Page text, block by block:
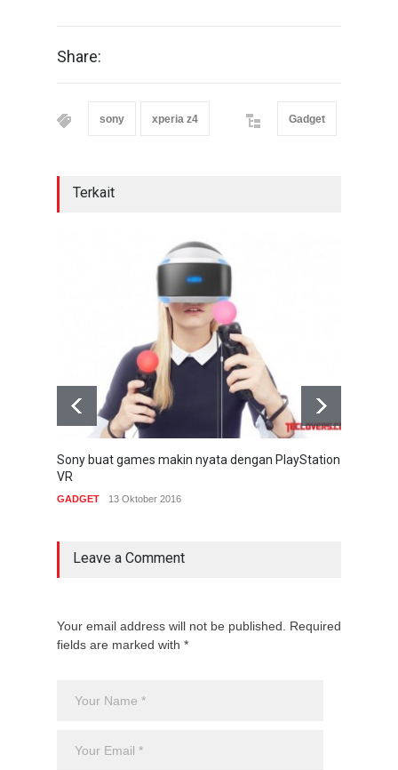
Share:
sony xperia z4 Gadget
Terkait
Sony buat games makin nyata dengan PlayStation
VR
GADGET 13 Oktober 2016
Leave a Comment
Your email address will not be published. Required
fields are marked with *